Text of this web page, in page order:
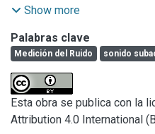
c. Emisión de sonidos
Show more
Palabras clave
Medición del Ruido sonido
Esta obra se publica con la
Attribution 4.0 International